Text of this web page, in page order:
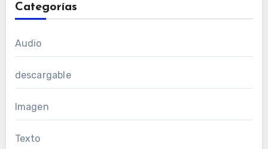
Categorías
Audio
descargable
Imagen
Texto